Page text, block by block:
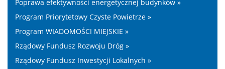
Poprawa efektywności energetycznej budynków »
Program Priorytetowy Czyste Powietrze »
Program WIADOMOŚCI MIEJSKIE »
Rządowy Fundusz Rozwoju Dróg »
Rządowy Fundusz Inwestycji Lokalnych »